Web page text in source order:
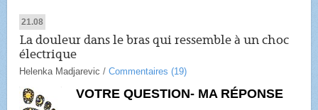
21.08
La douleur dans le bras qui ressemble à un choc
électrique
Helenka Madjarevic /Commentaires (19)
VOTRE QUESTION- MA RÉPONSE